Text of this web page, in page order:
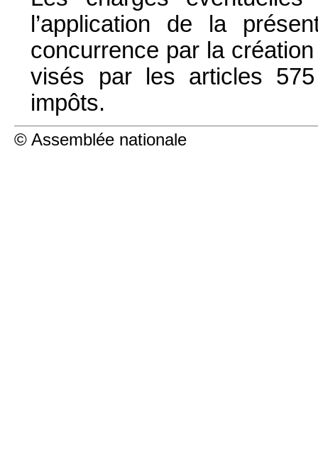
l’application de la
concurrence par la
visés par les articles
impôts.
© Assemblée nationale